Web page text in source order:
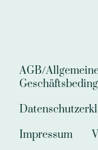
AGB/
Impressum